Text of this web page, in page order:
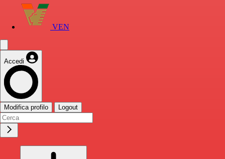
VEN
Accedi
Modifica profilo Logout